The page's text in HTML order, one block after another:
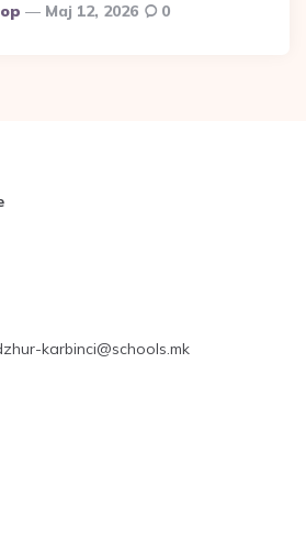
Мај 12, 2026 0
karbinci@schools.mk